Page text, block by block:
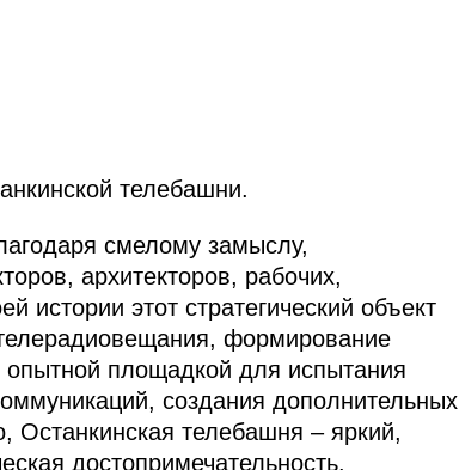
телебашни.
смелому замыслу,
архитекторов, рабочих,
истории этот стратегический объект
формирование
опытной площадкой для испытания
создания дополнительных
Останкинская телебашня – яркий,
достопримечательность.